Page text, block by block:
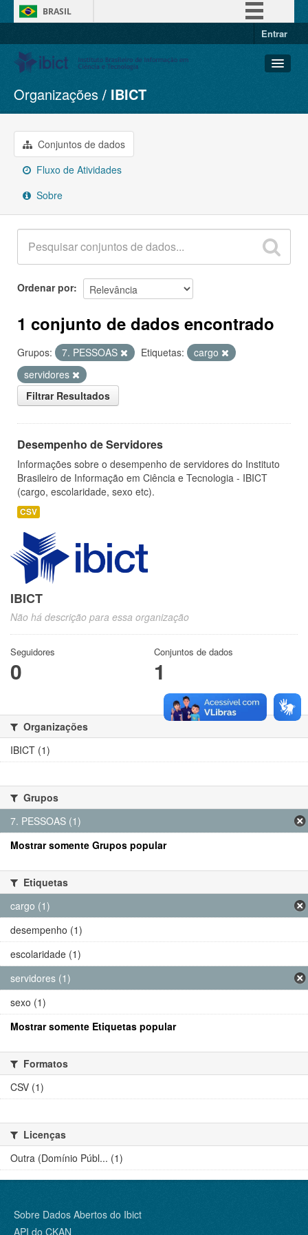
BRASIL
Entrar
Conjuntos de dados
Organizações
Grupos
Sobre
Organizações IBICT
Conjuntos de dados
Fluxo de Atividades
Sobre
Ordenar por
1 conjunto de dados encontrado
Grupos: 7. PESSOAS Etiquetas:
cargo
servidores
Filtrar Resultados
Desempenho de Servidores
Informações sobre o desempenho de servidores do Instituto
Brasileiro de Informação em Ciência e Tecnologia - IBICT
(cargo, escolaridade, sexo etc).
CSV
IBICT
Não há descrição para essa organização
Seguidores
0
Conjuntos de dados
1
Organizações
IBICT (1)
Grupos
7. PESSOAS (1)
Mostrar somente Grupos popular
Etiquetas
cargo (1)
desempenho (1)
escolaridade (1)
servidores (1)
sexo (1)
Mostrar somente Etiquetas popular
Formatos
CSV (1)
Licenças
Outra (Domínio Públ... (1)
Sobre Dados Abertos do Ibict
API do CKAN